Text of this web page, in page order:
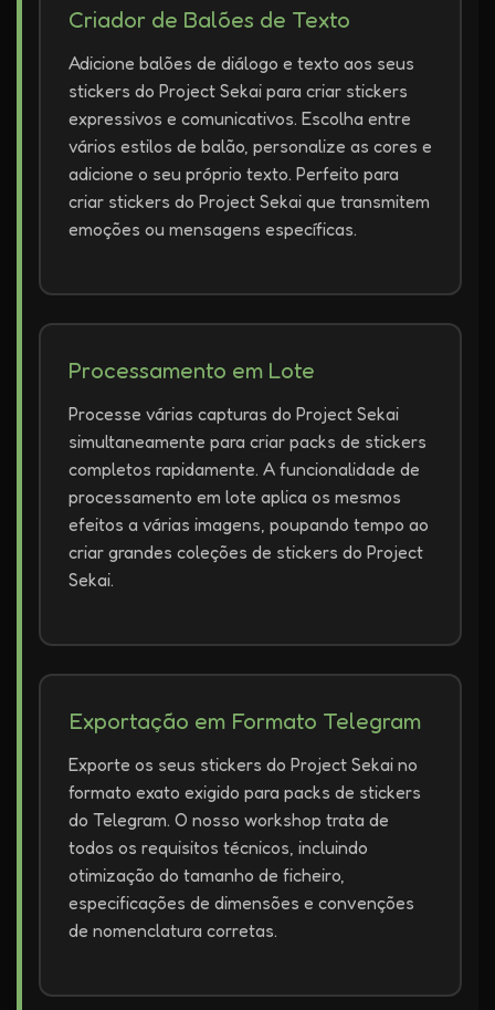
Criador de Balões de Texto
Adicione balões de diálogo e texto aos seus
stickers do Project Sekai para criar stickers
expressivos e comunicativos. Escolha entre
vários estilos de balão, personalize as cores e
adicione o seu próprio texto. Perfeito para
criar stickers do Project Sekai que transmitem
emoções ou mensagens específicas.
Processamento em Lote
Processe várias capturas do Project Sekai
simultaneamente para criar packs de stickers
completos rapidamente. A funcionalidade de
processamento em lote aplica os mesmos
efeitos a várias imagens, poupando tempo ao
criar grandes coleções de stickers do Project
Sekai.
Exportação em Formato Telegram
Exporte os seus stickers do Project Sekai no
formato exato exigido para packs de stickers
do Telegram. O nosso workshop trata de
todos os requisitos técnicos, incluindo
otimização do tamanho de ficheiro,
especificações de dimensões e convenções
de nomenclatura corretas.